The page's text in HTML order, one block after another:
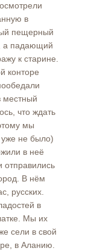
в
пещерный
а падающий
к старине.
конторе
местный
что ждать
мы
уже не было)
в неё
В нём
русских.
в
Мы их
сели в свой
в Аланию.